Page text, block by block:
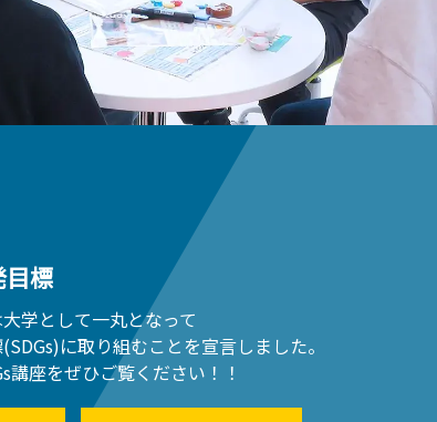
標
学として一丸となって
に取り組むことを宣言しました。
講座をぜひご覧ください！！